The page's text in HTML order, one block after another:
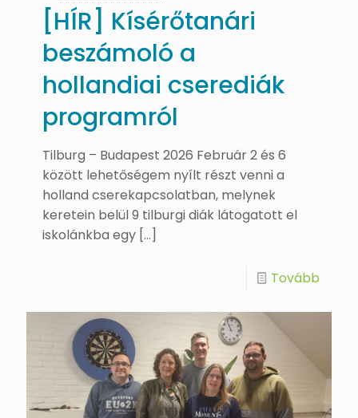
[HÍR] Kísérőtanári
beszámoló a
hollandiai cserediák
programról
Tilburg – Budapest 2026 Február 2 és 6
között lehetőségem nyílt részt venni a
holland cserekapcsolatban, melynek
keretein belül 9 tilburgi diák látogatott el
iskolánkba egy […]
Tovább